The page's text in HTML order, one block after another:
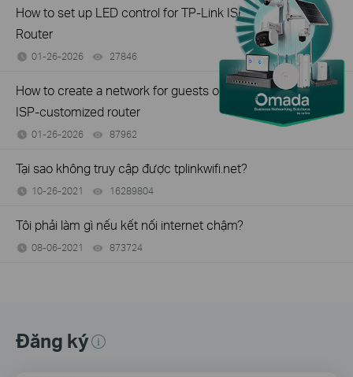
How to set up LED control for TP-Link ISP-customized
Router
01-26-2026 27846
How to create a network for guests on the TP-Link Wi-Fi
ISP-customized router
01-26-2026 87962
Tại sao không truy cập được tplinkwifi.net?
10-26-2021 16289804
Tôi phải làm gì nếu kết nối internet chậm?
08-06-2021 873724
Đăng ký